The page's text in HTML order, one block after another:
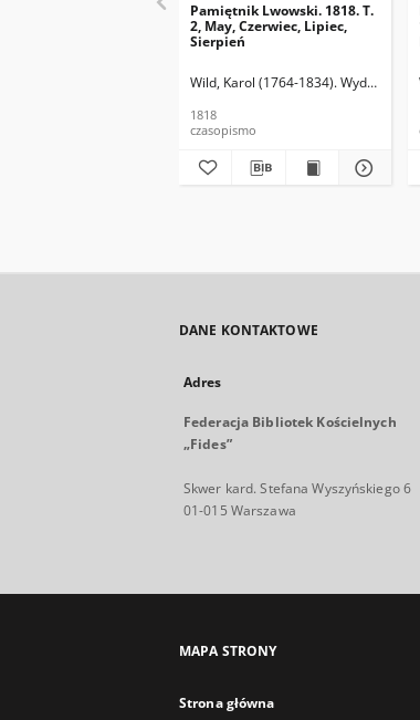
Pamiętnik Lwowski. 1818. T.
2, May, Czerwiec, Lipiec,
Sierpień
Wild, Karol (1764-1834). Wydaw.
1818
czasopismo
DANE KONTAKTOWE
Adres
Federacja Bibliotek Kościelnych
„Fides”
Skwer kard. Stefana Wyszyńskiego 6
01-015 Warszawa
MAPA STRONY
Strona główna